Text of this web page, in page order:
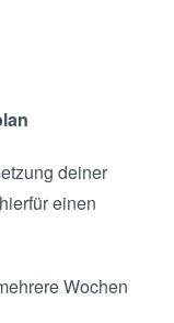
deiner
einen
Wochen